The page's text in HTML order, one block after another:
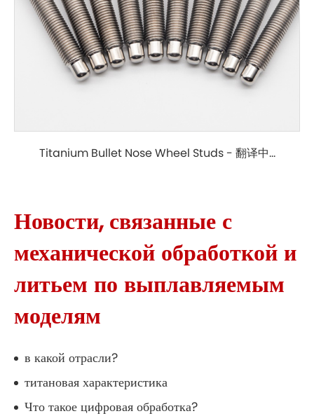
Titanium Bullet Nose Wheel Studs - 翻译中...
Новости, связанные с
механической обработкой и
литьем по выплавляемым
моделям
в какой отрасли?
титановая характеристика
Что такое цифровая обработка?